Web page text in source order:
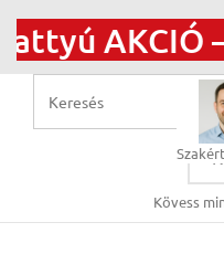
–
Kövess